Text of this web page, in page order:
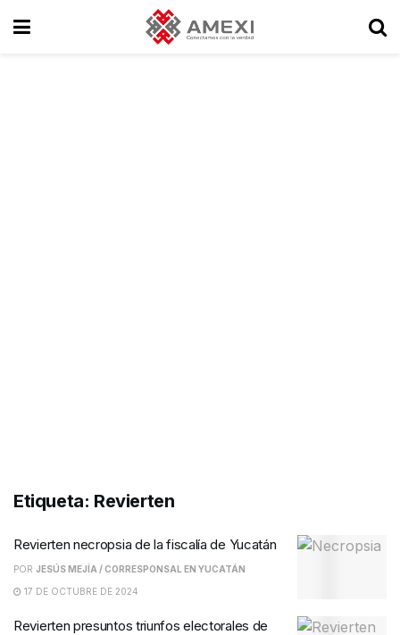
Etiqueta: Revierten
Revierten necropsia de la fiscalía de Yucatán
POR JESÚS MEJÍA / CORRESPONSAL EN YUCATÁN
17 DE OCTUBRE DE 2024
Revierten presuntos triunfos electorales de